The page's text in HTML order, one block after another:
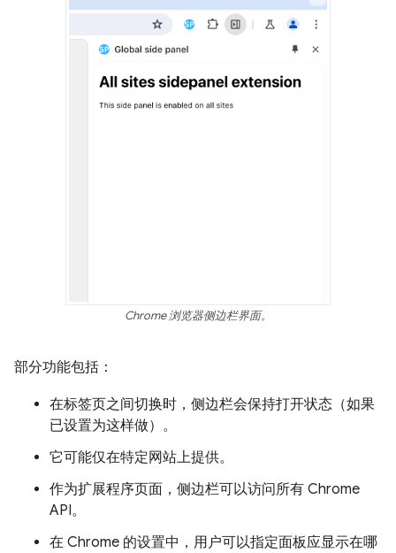
Chrome 浏览器侧边栏界面。
部分功能包括：
在标签页之间切换时，侧边栏会保持打开状态（如果
已设置为这样做）。
它可能仅在特定网站上提供。
作为扩展程序页面，侧边栏可以访问所有 Chrome
API。
在 Chrome 的设置中，用户可以指定面板应显示在哪